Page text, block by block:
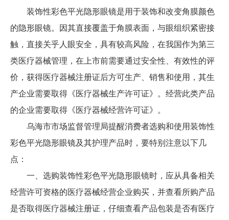
装饰性彩色平光隐形眼镜是用于装饰和改变角膜颜色
的隐形眼镜。因其直接覆盖于角膜表面，与眼组织紧密接
触，直接关乎人眼安全，具有较高风险，在我国作为第三
类医疗器械管理，在上市前需要通过安全性、有效性的评
价，获得医疗器械注册证后方可生产、销售和使用，其生
产企业需要取得《医疗器械生产许可证》。经营此类产品
的企业需要取得《医疗器械经营许可证》。
乌海市市场监督管理局提醒消费者选购和使用装饰性
彩色平光隐形眼镜及其护理产品时，要特别注意以下几
点：
一、选购装饰性彩色平光隐形眼镜时，应从具备相关
经营许可资格的医疗器械经营企业购买，并查看所购产品
是否取得医疗器械注册证，仔细查看产品包装是否有医疗